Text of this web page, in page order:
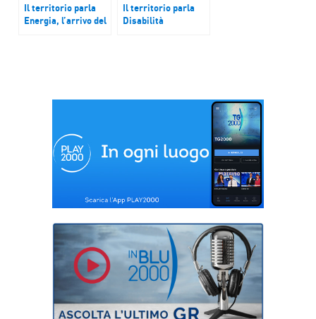
Il territorio parla
Energia, l’arrivo del
Il territorio parla
Disabilità